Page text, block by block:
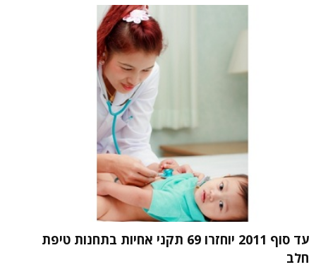
עד סוף 2011 יוחזרו 69 תקני אחיות בתחנות טיפת
חלב